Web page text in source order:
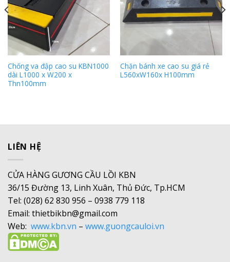
Chống va đập cao su KBN1000
dài L1000 x W200 x
Thn100mm
Chặn bánh xe cao su giá rẻ
L560xW160x H100mm
LIÊN HỆ
CỬA HÀNG GƯƠNG CẦU LỒI KBN
36/15 Đường 13, Linh Xuân, Thủ Đức, Tp.HCM
Tel: (028) 62 830 956 – 0938 779 118
Email: thietbikbn@gmail.com
Web: www.kbn.vn – www.guongcauloi.vn